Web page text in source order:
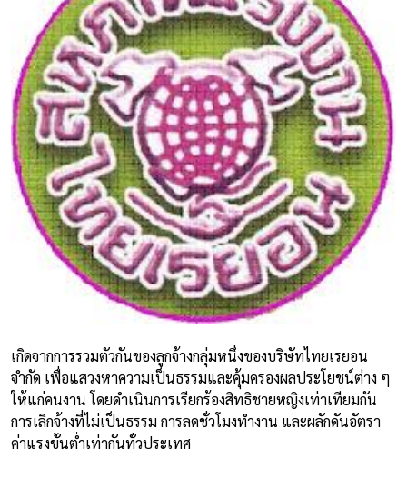
เกิดจากการรวมตัวกันของลูกจ้างกลุ่มหนึ่งของบริษัทไทยเรยอน
จำกัด เพื่อแสวงหาความเป็นธรรมและคุ้มครองผลประโยชน์ต่าง ๆ
ให้แก่คนงาน โดยดำเนินการเรียกร้องสิทธิชายหญิงเท่าเทียมกัน
การเลิกจ้างที่ไม่เป็นธรรม การลดชั่วโมงทำงาน และผลักดันอัตรา
ค่าแรงขั้นต่ำเท่ากันทั่วประเทศ